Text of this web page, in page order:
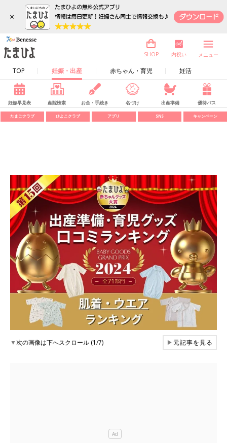
×
TOP 妊娠・出産 赤ちゃん・育児 妊活
SHOP 内祝い メニュー
妊娠早見表 産院検索 お金・手続き 名づけ 出産準備 優待パス
たまごクラブ ひよこクラブ アプリ SNS キャンペーン
▼次の画像は下へスクロール (1/7) ▶元記事を見る